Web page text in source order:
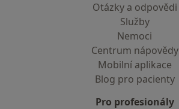
Otázky a odpovědi
Služby
Nemoci
Centrum nápovědy
Mobilní aplikace
Blog pro pacienty
Pro profesionály